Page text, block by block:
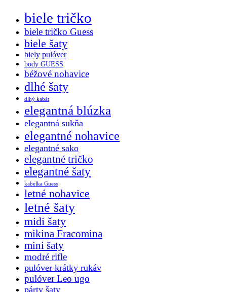
biele tričko
biele tričko Guess
biele šaty
biely pulóver
body GUESS
béžové nohavice
dlhé šaty
dlhý kabát
elegantná blúzka
elegantná sukňa
elegantné nohavice
elegantné sako
elegantné tričko
elegantné šaty
kabelka Guess
letné nohavice
letné šaty
midi šaty
mikina Fracomina
mini šaty
modré rifle
pulóver krátky rukáv
pulóver Leo ugo
párty šaty